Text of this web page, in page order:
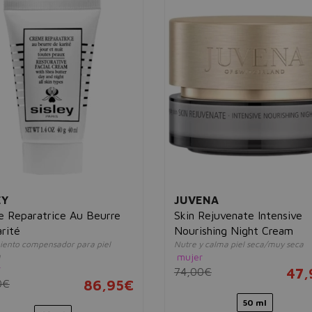
Reparatrice Au Beurre
compensador para piel
86,95€
JUVENA
Skin Rejuvenate Intensive
Nourishing Night Cream
Nutre y calma piel seca/muy seca
mujer
74,00€
50 ml